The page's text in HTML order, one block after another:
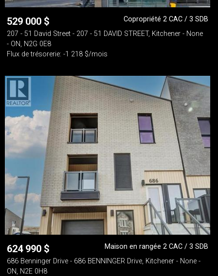
529 000 $
Copropriété 2 CAC / 3 SDB
207 - 51 David Street - 207 - 51 DAVID STREET, Kitchener - None
- ON, N2G 0E8
Flux de trésorerie: -1 218 $/mois
624 990 $
Maison en rangée 2 CAC / 3 SDB
686 Benninger Drive - 686 BENNINGER Drive, Kitchener - None -
ON, N2E 0H8